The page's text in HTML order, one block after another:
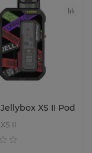
XS II Pod
II